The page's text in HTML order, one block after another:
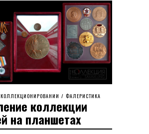
/ ФАЛЕРИСТИКА
коллекции
на планшетах